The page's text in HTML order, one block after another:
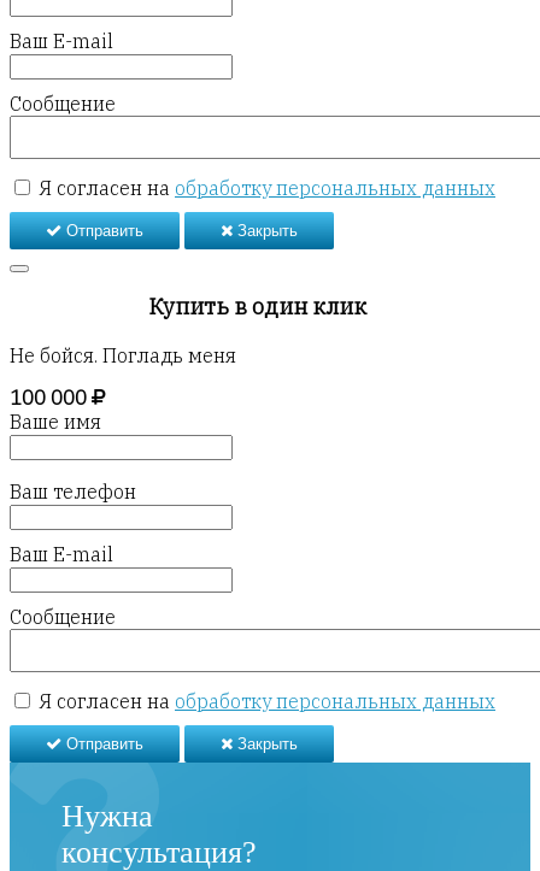
Ваш E-mail
Сообщение
Я согласен на обработку персональных данных
Отправить Закрыть
Купить в один клик
Не бойся. Погладь меня
100 000
Ваше имя
Ваш телефон
Ваш E-mail
Сообщение
Я согласен на обработку персональных данных
Отправить Закрыть
Нужна
консультация?